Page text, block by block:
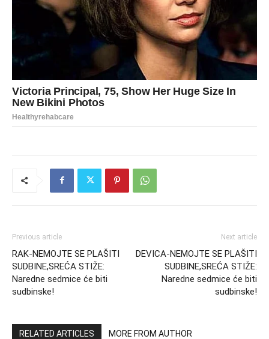
Previous article
RAK-NEMOJTE SE PLAŠITI
SUDBINE,SREĆA STIŽE:
Naredne sedmice će biti
sudbinske!
Next article
DEVICA-NEMOJTE SE PLAŠITI
SUDBINE,SREĆA STIŽE:
Naredne sedmice će biti
sudbinske!
RELATED ARTICLES MORE FROM AUTHOR